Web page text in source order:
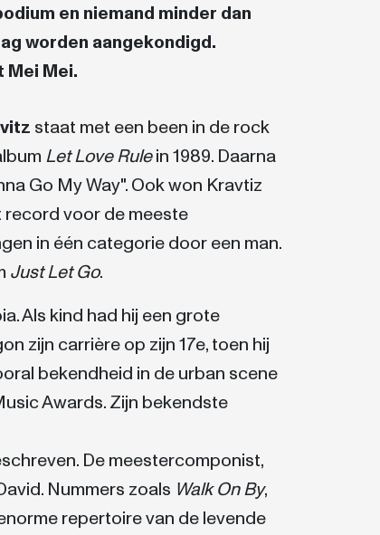
en niemand minder dan
worden aangekondigd.
Mei Mei.
staat met een been in de rock
Let Love Rulein 1989. Daarna
Go My Way". Ook won Kravtiz
record voor de meeste
in één categorie door een man.
Just Let Go.
Als kind had hij een grote
zijn carrière op zijn 17e, toen hij
bekendheid in de urban scene
Awards. Zijn bekendste
De meestercomponist,
Nummers zoals Walk On By,
repertoire van de levende